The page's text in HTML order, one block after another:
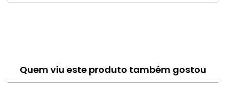
Quem viu este produto também gostou